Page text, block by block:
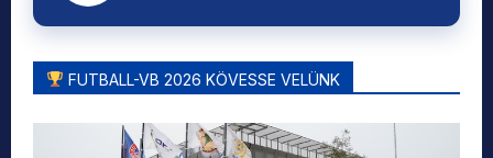
FUTBALL-VB 2026 KÖVESSE VELÜNK